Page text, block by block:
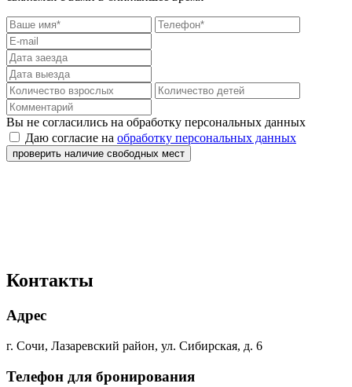
Вы не согласились на обработку персональных данных
Даю согласие на обработку персональных данных
проверить наличие свободных мест
Контакты
Адрес
г. Сочи, Лазаревский район, ул. Сибирская, д. 6
Телефон для бронирования